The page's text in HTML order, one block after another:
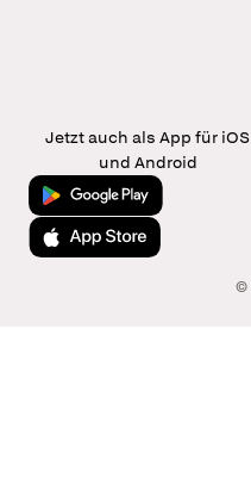
Jetzt auch als App für iOS
und Android
Jetzt bei Google Play
Laden im App Store
©